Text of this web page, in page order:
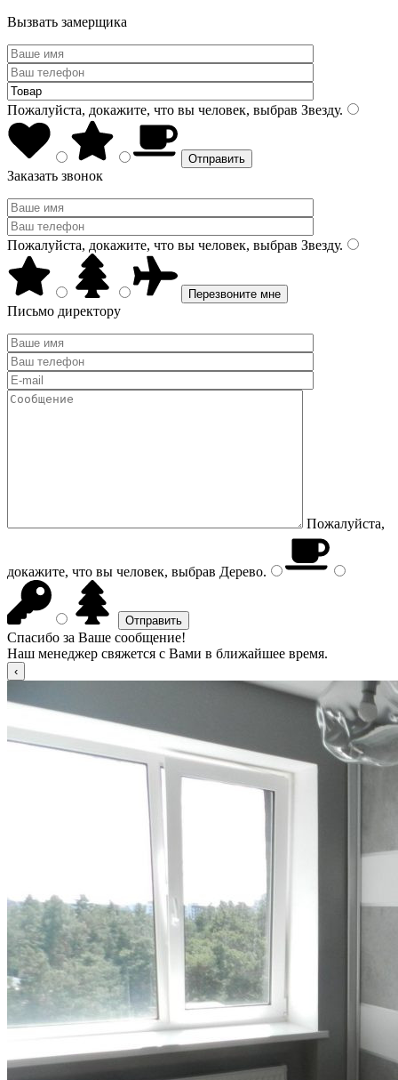
Вызвать замерщика
Пожалуйста, докажите, что вы человек, выбрав Звезду.
Заказать звонок
Пожалуйста, докажите, что вы человек, выбрав Звезду.
Письмо директору
Пожалуйста,
докажите, что вы человек, выбрав Дерево.
Спасибо за Ваше сообщение!
Наш менеджер свяжется с Вами в ближайшее время.